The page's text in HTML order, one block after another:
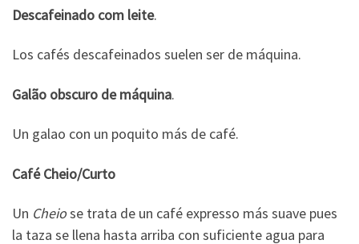
Descafeinado com leite.
Los cafés descafeinados suelen ser de máquina.
Galão obscuro de máquina.
Un galao con un poquito más de café.
Café Cheio/Curto
Un Cheiose trata de un café expresso más suave pues
la taza se llena hasta arriba con suficiente agua para